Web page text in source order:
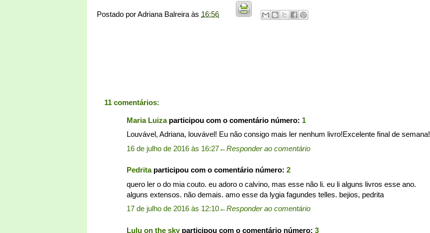
Postado porAdriana Balreira às 16:56
11 comentários:
Maria Luizaparticipou com o comentário número: 1
Louvável, Adriana, louvável! Eu não consigo mais ler nenhum livro!Excelente final de semana!
16 de julho de 2016 às 16:27←Responder ao comentário
Pedritaparticipou com o comentário número: 2
quero ler o do mia couto. eu adoro o calvino, mas esse não li. eu li alguns livros esse ano.
alguns extensos. não demais. amo esse da lygia fagundes telles. bejios, pedrita
17 de julho de 2016 às 12:10←Responder ao comentário
Lulu on the skyparticipou com o comentário número: 3